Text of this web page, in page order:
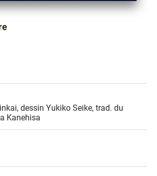
dessin Yukiko Seike, trad. du
Kanehisa